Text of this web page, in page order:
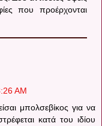
που προέρχονται
AM
μπολσεβίκος για να
κατά του ιδίου